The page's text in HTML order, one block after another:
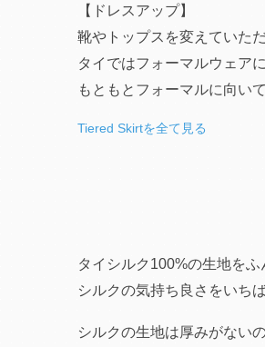
【ドレスアップ】
靴やトップスを変えていた
タイではフォーマルウェア
もともとフォーマルに向い
Tiered Skirtを全て見る
タイシルク100%の生地を
シルクの気持ち良さをいち
シルクの生地は厚みがない